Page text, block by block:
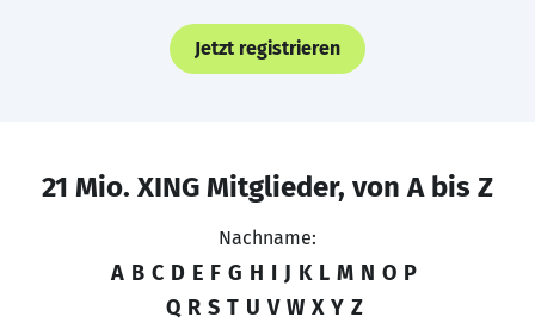
Jetzt registrieren
21 Mio. XING Mitglieder, von A bis Z
Nachname:
A B C D E F G H I J K L M N O P
Q R S T U V W X Y Z